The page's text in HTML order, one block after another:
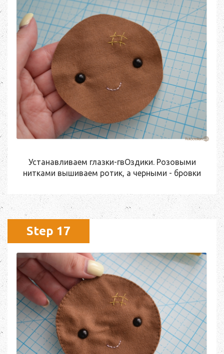
Устанавливаем глазки-гвОздики. Розовыми
нитками вышиваем ротик, а черными - бровки
Step 17